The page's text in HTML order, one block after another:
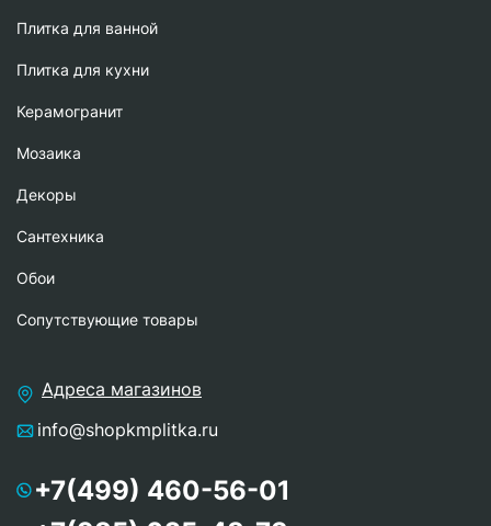
Плитка для ванной
Плитка для кухни
Керамогранит
Мозаика
Декоры
Сантехника
Обои
Сопутствующие товары
Адреса магазинов
info@shopkmplitka.ru
+7(499) 460-56-01